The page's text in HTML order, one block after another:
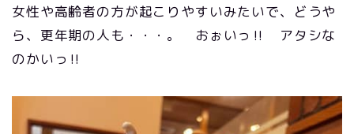
女性や高齢者の方が起こりやすいみたいで、どうや
ら、更年期の人も・・・。 おぉいっ‼ アタシな
のかいっ‼